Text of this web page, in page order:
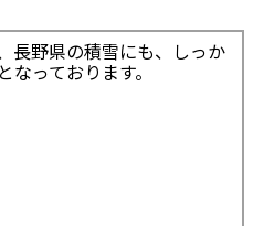
長野県の積雪にも、しっか
っております。